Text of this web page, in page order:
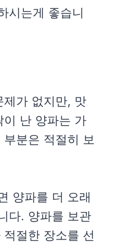
시는게 좋습니
제가 없지만, 맛
이 난 양파는 가
분은 적절히 보
양파를 더 오래
다. 양파를 보관
절한 장소를 선